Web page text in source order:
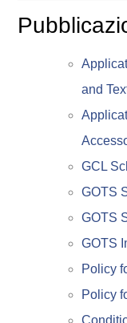
and
GCL
GOTS
GOTS
GOTS
Policy
Policy